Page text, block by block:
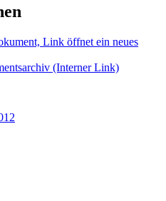
Link öffnet ein neues
(Interner Link)